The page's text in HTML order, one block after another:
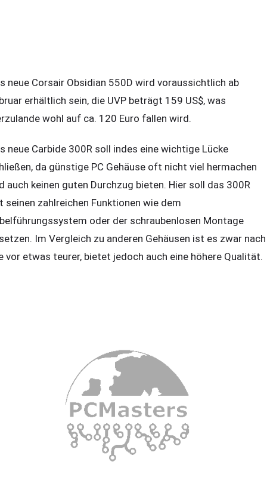
neue Corsair Obsidian 550D wird voraussichtlich ab
erhältlich sein, die UVP beträgt 159 US$, was
wohl auf ca. 120 Euro fallen wird.
neue Carbide 300R soll indes eine wichtige Lücke
da günstige PC Gehäuse oft nicht viel hermachen
auch keinen guten Durchzug bieten. Hier soll das 300R
seinen zahlreichen Funktionen wie dem
oder der schraubenlosen Montage
Im Vergleich zu anderen Gehäusen ist es zwar nach
vor etwas teurer, bietet jedoch auch eine höhere Qualität.